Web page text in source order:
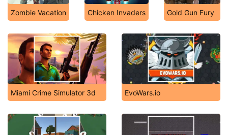
Zombie Vacation Chicken Invaders Gold Gun Fury
Miami Crime Simulator 3d EvoWars.io